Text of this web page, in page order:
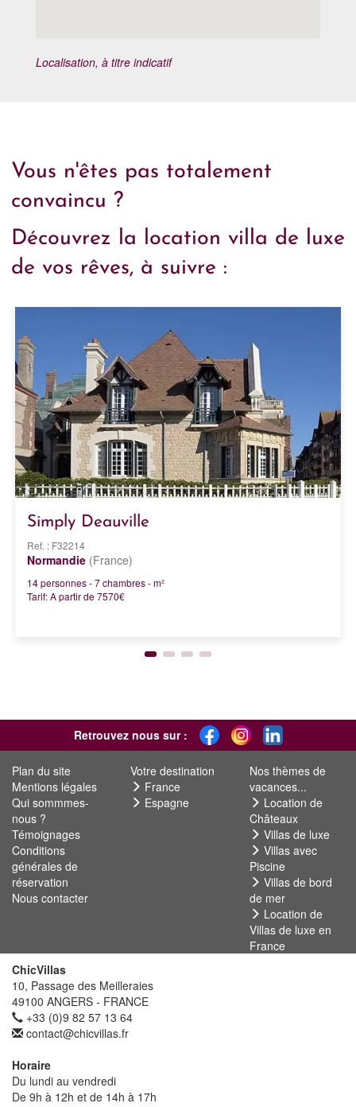
Localisation, à titre indicatif
Vous n'êtes pas totalement
convaincu ?
Découvrez la location villa de luxe
de vos rêves, à suivre :
Simply Deauville
Ref. : F32214
Normandie (France)
14 personnes - 7 chambres - m²
Tarif: A partir de 7570€
Retrouvez nous sur :
Plan du site
Mentions légales
Qui sommmes-
nous ?
Témoignages
Conditions
générales de
réservation
Nous contacter
Votre destination
France
Espagne
Nos thèmes de
vacances...
Location de
Châteaux
Villas de luxe
Villas avec
Piscine
Villas de bord
de mer
Location de
Villas de luxe en
France
ChicVillas
10, Passage des Meilleraies
49100 ANGERS - FRANCE
+33 (0)9 82 57 13 64
contact@chicvillas.fr
Horaire
Du lundi au vendredi
De 9h à 12h et de 14h à 17h